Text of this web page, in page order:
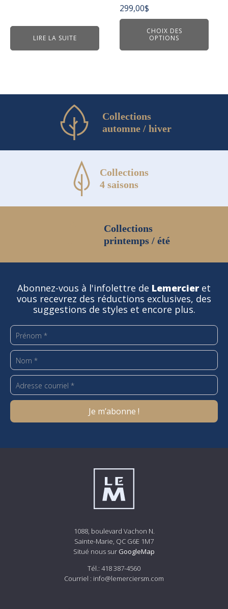
LIRE LA SUITE
299,00$
CHOIX DES
OPTIONS
peuvent
être
la
Collections
automne / hiver
Collections
4 saisons
Collections
printemps / été
Abonnez-vous à l'infolettre de Lemercier et
vous recevrez des réductions exclusives, des
suggestions de styles et encore plus.
1088, boulevard Vachon N.
Sainte-Marie, QC G6E 1M7
Situé nous sur GoogleMap
Tél.: 418 387-4560
Courriel : info@lemerciersm.com